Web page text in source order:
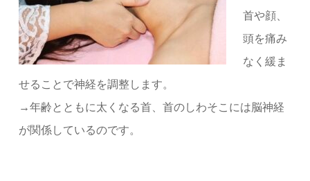
首や顔、
頭を痛み
なく緩ま
せることで神経を調整します。
→年齢とともに太くなる首、首のしわそこには脳神経
が関係しているのです。